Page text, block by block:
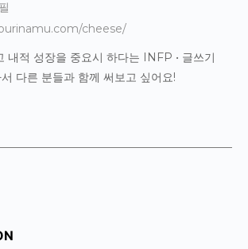
cheese/
내적 성장을 중요시 하다는 INFP • 글쓰기
다른 분들과 함께 써보고 싶어요!